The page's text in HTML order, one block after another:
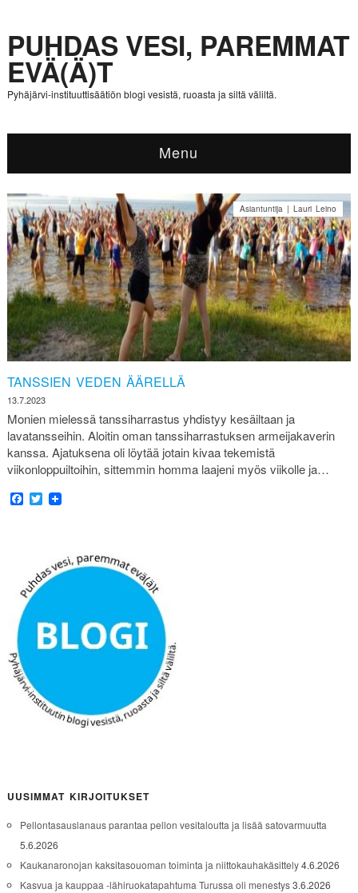
PUHDAS VESI, PAREMMAT
EVÄ(Ä)T
Pyhäjärvi-instituuttisäätiön blogi vesistä, ruoasta ja siltä väliltä.
Menu
TANSSIEN VEDEN ÄÄRELLÄ
13.7.2023
Asiantuntija | Lauri Leino
Monien mielessä tanssiharrastus yhdistyy kesäiltaan ja
lavatansseihin. Aloitin oman tanssiharrastuksen armeijakaverin
kanssa. Ajatuksena oli löytää jotain kivaa tekemistä
viikonloppuiltoihin, sittemmin homma laajeni myös viikolle ja…
Facebook
Twitter
UUSIMMAT KIRJOITUKSET
Pellontasauslanaus parantaa pellon vesitaloutta ja lisää satovarmuutta
5.6.2026
Kaukanaronojan kaksitasouoman toiminta ja niittokauhakäsittely4.6.2026
Kasvua ja kauppaa -lähiruokatapahtuma Turussa oli menestys3.6.2026